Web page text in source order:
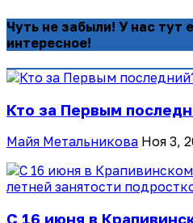
Чуть не забыли! У нас тут
интересное!
Кто за Первым
Майя Метальникова Ноя 3,
С 16 июня в